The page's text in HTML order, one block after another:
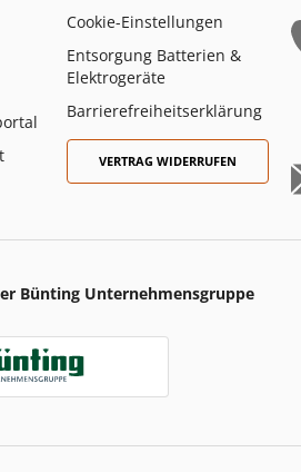
Cookie-Einstellungen
Entsorgung Batterien &
Elektrogeräte
Barrierefreiheitserklärung
VERTRAG WIDERRUFEN
Bünting Unternehmensgruppe